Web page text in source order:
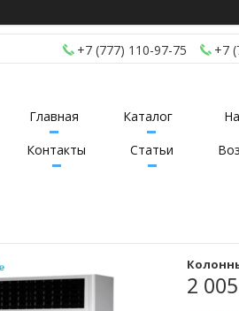
+7 (777) 110-97-75 +7
Главная Каталог
Контакты
Статьи
2